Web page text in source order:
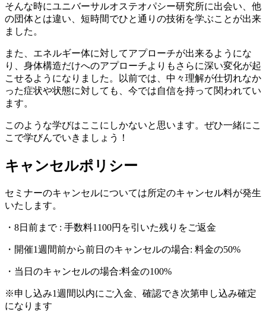
そんな時にユニバーサルオステオパシー研究所に出会い、他
の団体とは違い、短時間でひと通りの技術を学ぶことが出来
ました。
また、エネルギー体に対してアプローチが出来るようにな
り、身体構造だけへのアプローチよりもさらに深い変化が起
こせるようになりました。以前では、中々理解が仕切れなか
った症状や状態に対しても、今では自信を持って関われてい
ます。
このような学びはここにしかないと思います。ぜひ一緒にこ
こで学びんでいきましょう！
キャンセルポリシー
セミナーのキャンセルについては所定のキャンセル料が発生
いたします。
・8日前まで : 手数料1100円を引いた残りをご返金
・開催1週間前から前日のキャンセルの場合: 料金の50%
・当日のキャンセルの場合:料金の100%
※申し込み1週間以内にご入金、確認でき次第申し込み確定
になります